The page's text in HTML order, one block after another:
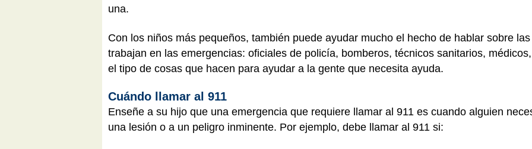
una.
Con los niños más pequeños, también puede ayudar mucho el hecho de hablar sobre
trabajan en las emergencias: oficiales de policía, bomberos, técnicos sanitarios,
el tipo de cosas que hacen para ayudar a la gente que necesita ayuda.
Cuándo llamar al 911
Enseñe a su hijo que una emergencia que requiere llamar al 911 es cuando alguien
una lesión o a un peligro inminente. Por ejemplo, debe llamar al 911 si: